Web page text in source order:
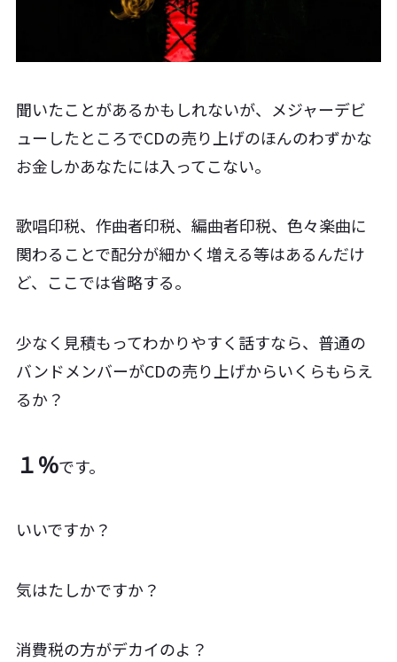
聞いたことがあるかもしれないが、メジャーデビ
ューしたところでCDの売り上げのほんのわずかな
お金しかあなたには入ってこない。
歌唱印税、作曲者印税、編曲者印税、色々楽曲に
関わることで配分が細かく増える等はあるんだけ
ど、ここでは省略する。
少なく見積もってわかりやすく話すなら、普通の
バンドメンバーがCDの売り上げからいくらもらえ
るか？
１％です。
いいですか？
気はたしかですか？
消費税の方がデカイのよ？